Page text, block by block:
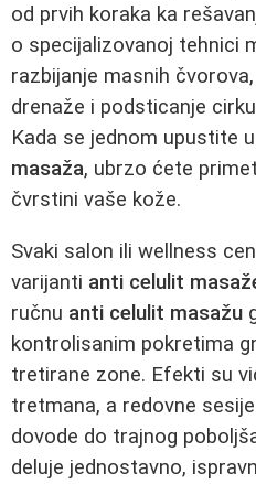
od prvih koraka ka
o specijalizovanoj tehnici
razbijanje masnih
drenaže i podsticanje
Kada se jednom upustite
masaža, ubrzo ćete
čvrstini vaše kože.
Svaki salon ili wellness
varijanti anti celulit
ručnu anti celulit masažu
kontrolisanim pokretima
tretirane zone. Efekti su
tretmana, a redovne sesije
dovode do trajnog
deluje jednostavno,